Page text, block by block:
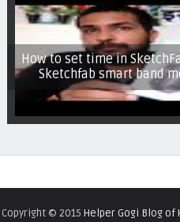
How to set time in
Sketchfab smart band
Copyright © 2015 Helper Gogi Blog of